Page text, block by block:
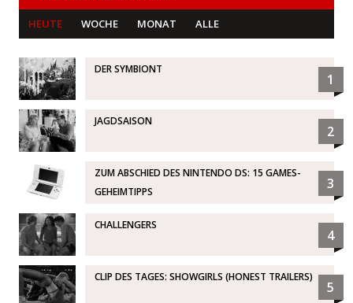
HEUTE WOCHE MONAT ALLE
DER SYMBIONT
1
JAGDSAISON
2
ZUM ABSCHIED DES NINTENDO DS: 15 GAMES-
GEHEIMTIPPS
3
CHALLENGERS
4
CLIP DES TAGES: SHOWGIRLS (HONEST TRAILERS)
5